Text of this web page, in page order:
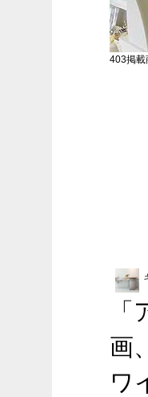
403掲載
画
ワ